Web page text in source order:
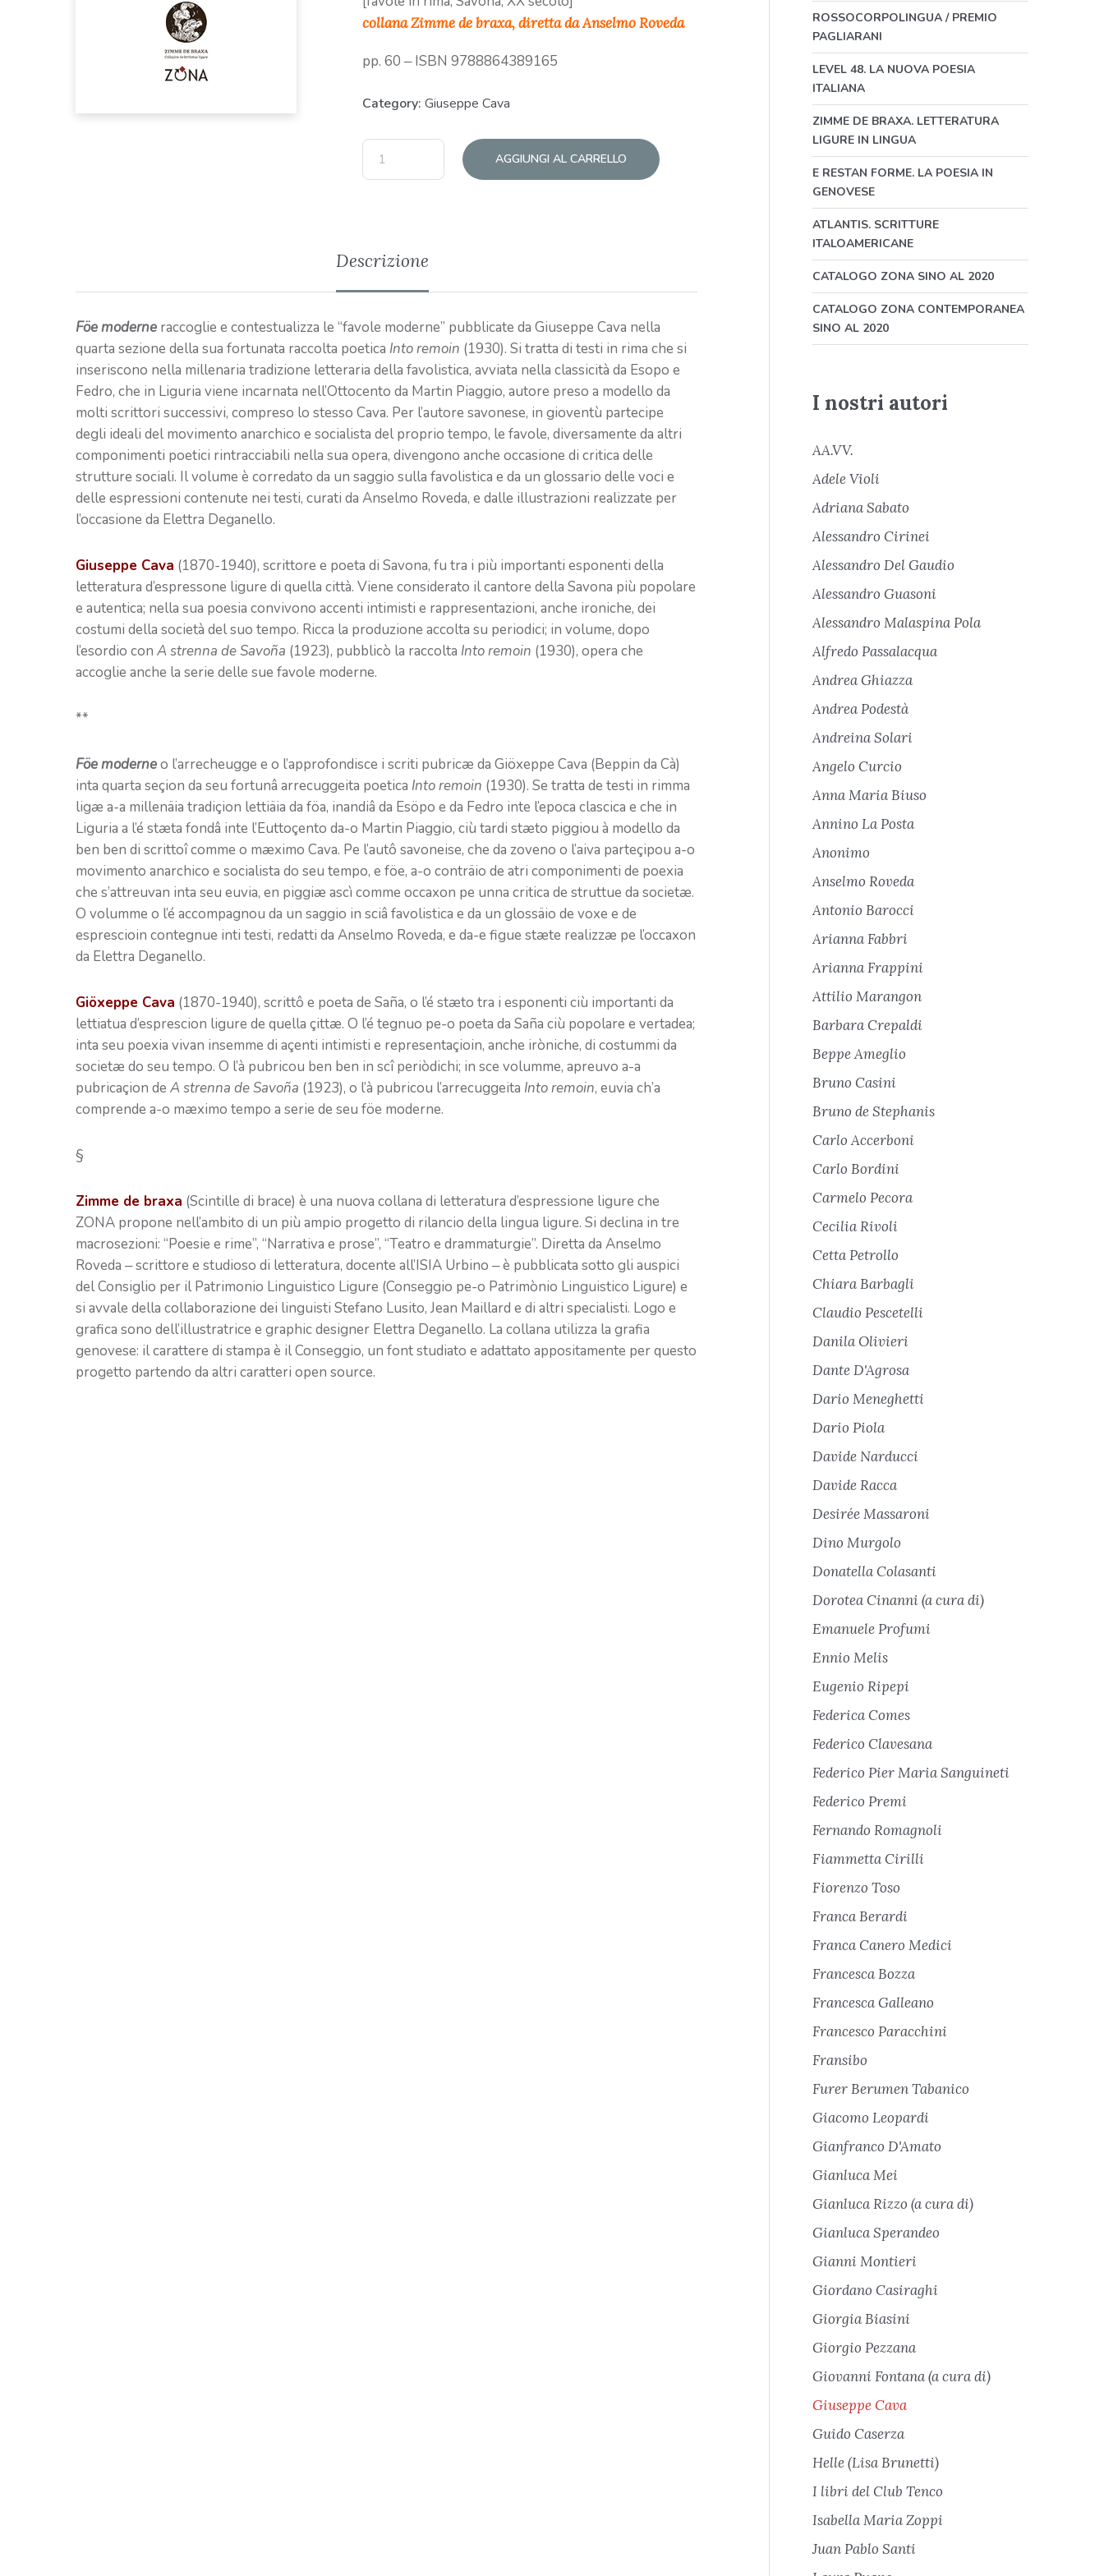
collana Zimme de braxa, diretta da Anselmo Roveda
pp. 60 ‒ ISBN 9788864389165
Category: Giuseppe Cava
AGGIUNGI AL CARRELLO
Descrizione
Föe moderne raccoglie e contestualizza le “favole moderne” pubblicate da Giuseppe Cava nella
quarta sezione della sua fortunata raccolta poetica Into remoin (1930). Si tratta di testi in rima che si
inseriscono nella millenaria tradizione letteraria della favolistica, avviata nella classicità da Esopo e
Fedro, che in Liguria viene incarnata nell’Ottocento da Martin Piaggio, autore preso a modello da
molti scrittori successivi, compreso lo stesso Cava. Per l’autore savonese, in gioventù partecipe
degli ideali del movimento anarchico e socialista del proprio tempo, le favole, diversamente da altri
componimenti poetici rintracciabili nella sua opera, divengono anche occasione di critica delle
strutture sociali. Il volume è corredato da un saggio sulla favolistica e da un glossario delle voci e
delle espressioni contenute nei testi, curati da Anselmo Roveda, e dalle illustrazioni realizzate per
l’occasione da Elettra Deganello.
Giuseppe Cava (1870-1940), scrittore e poeta di Savona, fu tra i più importanti esponenti della
letteratura d’espressone ligure di quella città. Viene considerato il cantore della Savona più popolare
e autentica; nella sua poesia convivono accenti intimisti e rappresentazioni, anche ironiche, dei
costumi della società del suo tempo. Ricca la produzione accolta su periodici; in volume, dopo
l’esordio con A strenna de Savoña (1923), pubblicò la raccolta Into remoin (1930), opera che
accoglie anche la serie delle sue favole moderne.
**
Föe moderneo l’arrecheugge e o l’approfondisce i scriti pubricæ da Giöxeppe Cava (Beppin da Cà)
inta quarta seçion da seu fortunâ arrecuggeita poetica Into remoin (1930). Se tratta de testi in rimma
ligæ a-a millenäia tradiçion lettiäia da föa, inandiâ da Esöpo e da Fedro inte l’epoca clascica e che in
Liguria a l’é stæta fondâ inte l’Euttoçento da-o Martin Piaggio, ciù tardi stæto piggiou à modello da
ben ben di scrittoî comme o mæximo Cava. Pe l’autô savoneise, che da zoveno o l’aiva parteçipou a-o
movimento anarchico e socialista do seu tempo, e föe, a-o conträio de atri componimenti de poexia
che s’attreuvan inta seu euvia, en piggiæ ascì comme occaxon pe unna critica de struttue da societæ.
O volumme o l’é accompagnou da un saggio in sciâ favolistica e da un glossäio de voxe e de
esprescioin contegnue inti testi, redatti da Anselmo Roveda, e da-e figue stæte realizzæ pe l’occaxon
da Elettra Deganello.
Giöxeppe Cava (1870-1940), scrittô e poeta de Saña, o l’é stæto tra i esponenti ciù importanti da
lettiatua d’esprescion ligure de quella çittæ. O l’é tegnuo pe-o poeta da Saña ciù popolare e vertadea;
inta seu poexia vivan insemme di açenti intimisti e representaçioin, anche iròniche, di costummi da
societæ do seu tempo. O l’à pubricou ben ben in scî periòdichi; in sce volumme, apreuvo a-a
pubricaçion de A strenna de Savoña (1923), o l’à pubricou l’arrecuggeita Into remoin, euvia ch’a
comprende a-o mæximo tempo a serie de seu föe moderne.
§
Zimme de braxa (Scintille di brace) è una nuova collana di letteratura d’espressione ligure che
ZONA propone nell’ambito di un più ampio progetto di rilancio della lingua ligure. Si declina in tre
macrosezioni: “Poesie e rime”, “Narrativa e prose”, “Teatro e drammaturgie”. Diretta da Anselmo
Roveda ‒ scrittore e studioso di letteratura, docente all’ISIA Urbino ‒ è pubblicata sotto gli auspici
del Consiglio per il Patrimonio Linguistico Ligure (Conseggio pe-o Patrimònio Linguistico Ligure) e
si avvale della collaborazione dei linguisti Stefano Lusito, Jean Maillard e di altri specialisti. Logo e
grafica sono dell’illustratrice e graphic designer Elettra Deganello. La collana utilizza la grafia
genovese: il carattere di stampa è il Conseggio, un font studiato e adattato appositamente per questo
progetto partendo da altri caratteri open source.
ROSSOCORPOLINGUA / PREMIO
PAGLIARANI
LEVEL 48. LA NUOVA POESIA
ITALIANA
ZIMME DE BRAXA. LETTERATURA
LIGURE IN LINGUA
E RESTAN FORME. LA POESIA IN
GENOVESE
ATLANTIS. SCRITTURE
ITALOAMERICANE
CATALOGO ZONA SINO AL 2020
CATALOGO ZONA CONTEMPORANEA
SINO AL 2020
I nostri autori
AA.VV.
Adele Violi
Adriana Sabato
Alessandro Cirinei
Alessandro Del Gaudio
Alessandro Guasoni
Alessandro Malaspina Pola
Alfredo Passalacqua
Andrea Ghiazza
Andrea Podestà
Andreina Solari
Angelo Curcio
Anna Maria Biuso
Annino La Posta
Anonimo
Anselmo Roveda
Antonio Barocci
Arianna Fabbri
Arianna Frappini
Attilio Marangon
Barbara Crepaldi
Beppe Ameglio
Bruno Casini
Bruno de Stephanis
Carlo Accerboni
Carlo Bordini
Carmelo Pecora
Cecilia Rivoli
Cetta Petrollo
Chiara Barbagli
Claudio Pescetelli
Danila Olivieri
Dante D'Agrosa
Dario Meneghetti
Dario Piola
Davide Narducci
Davide Racca
Desirée Massaroni
Dino Murgolo
Donatella Colasanti
Dorotea Cinanni (a cura di)
Emanuele Profumi
Ennio Melis
Eugenio Ripepi
Federica Comes
Federico Clavesana
Federico Pier Maria Sanguineti
Federico Premi
Fernando Romagnoli
Fiammetta Cirilli
Fiorenzo Toso
Franca Berardi
Franca Canero Medici
Francesca Bozza
Francesca Galleano
Francesco Paracchini
Fransibo
Furer Berumen Tabanico
Giacomo Leopardi
Gianfranco D'Amato
Gianluca Mei
Gianluca Rizzo (a cura di)
Gianluca Sperandeo
Gianni Montieri
Giordano Casiraghi
Giorgia Biasini
Giorgio Pezzana
Giovanni Fontana (a cura di)
Giuseppe Cava
Guido Caserza
Helle (Lisa Brunetti)
I libri del Club Tenco
Isabella Maria Zoppi
Juan Pablo Santi